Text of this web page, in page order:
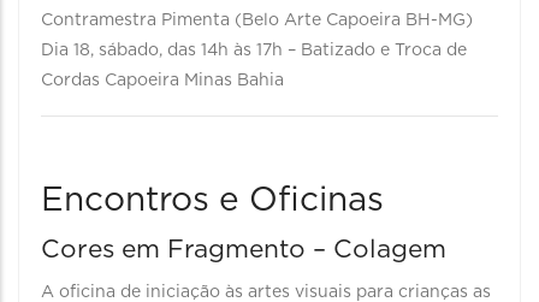
Contramestra Pimenta (Belo Arte Capoeira BH-MG)
Dia 18, sábado, das 14h às 17h – Batizado e Troca de
Cordas Capoeira Minas Bahia
Encontros e Oficinas
Cores em Fragmento – Colagem
A oficina de iniciação às artes visuais para crianças as